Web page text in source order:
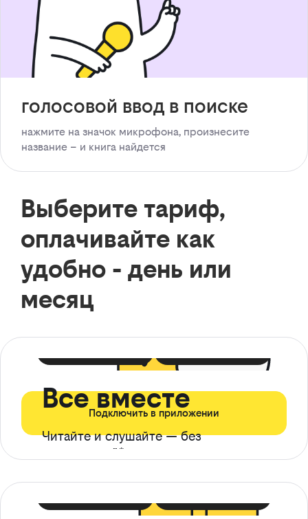
голосовой ввод в поиске
нажмите на значок микрофона, произнесите
название – и книга найдется
Выберите тариф,
оплачивайте как
удобно - день или
месяц
Все вместе
Читайте и слушайте — без
ограничений*
Подключить в приложении